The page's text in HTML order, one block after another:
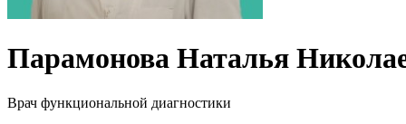
Парамонова Наталья
Врач функциональной диагностики